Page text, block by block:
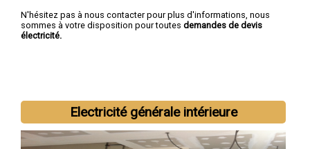
N'hésitez pas à nous contacter pour plus d'informations, nous
sommes à votre disposition pour toutes demandes de devis
électricité.
Nous intervenons aussi dans les villes suivantes :Chartres
Dreux,Lucé,Vernouillet,Nogent-le-Rotrou,Mainvilliers,Luisant,
Épernon,Maintenon,Lèves
Electricité générale intérieure